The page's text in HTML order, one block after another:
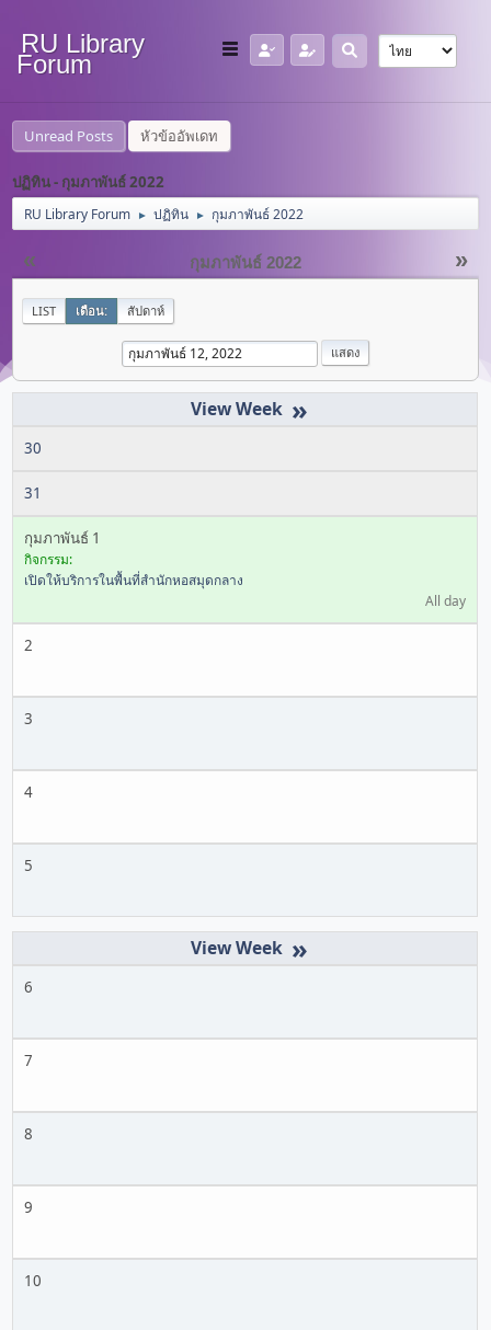
RU Library
Forum
Unread Posts หัวข้ออัพเดท
ปฏิทิน - กุมภาพันธ์ 2022
RU Library Forum ► ปฏิทิน ► กุมภาพันธ์ 2022
« »
กุมภาพันธ์ 2022
LIST เดือน: สัปดาห์
»
30
31
กุมภาพันธ์ 1
กิจกรรม:
เปิดให้บริการในพื้นที่สำนักหอสมุดกลาง
All day
2
3
4
5
»
6
7
8
9
10